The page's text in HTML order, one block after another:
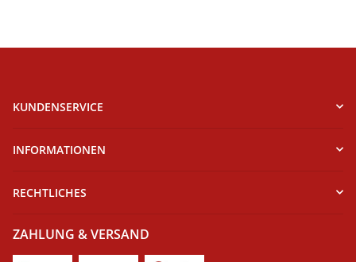
KUNDENSERVICE
INFORMATIONEN
RECHTLICHES
ZAHLUNG & VERSAND